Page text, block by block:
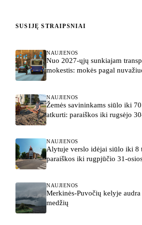
SUSIJĘ STRAIPSNIAI
NAUJIENOS
Nuo 2027-ųjų sunkiajam
mokestis: mokės pagal
NAUJIENOS
Žemės savininkams siūlo iki
atkurti: paraiškos iki rugsėjo
NAUJIENOS
Alytuje verslo idėjai siūlo iki 8
paraiškos iki rugpjūčio 31-
NAUJIENOS
Merkinės-Puvočių kelyje
medžių